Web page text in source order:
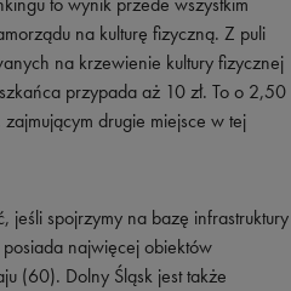
na kulturę fizyczną. Z puli
na krzewienie kultury fizycznej
przypada aż 10 zł. To o 2,50
drugie miejsce w tej
jeśli spojrzymy na bazę infrastruktury
najwięcej obiektów
(60). Dolny Śląsk jest także